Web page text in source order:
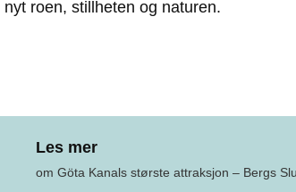
roen, stillheten og naturen.
Les mer
om Göta Kanals største attraksjon – Bergs